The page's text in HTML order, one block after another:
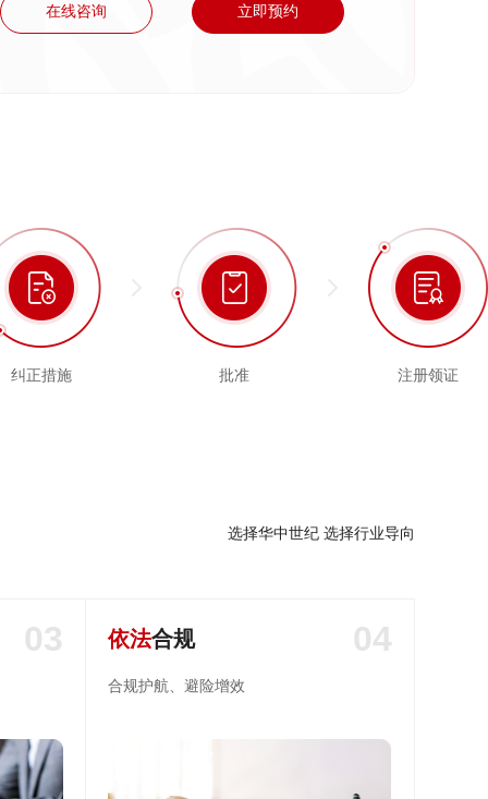
在线咨询 立即预约
纠正措施 批准 注册领证
选择华中世纪 选择行业导向
03 依法合规 04
合规护航、避险增效